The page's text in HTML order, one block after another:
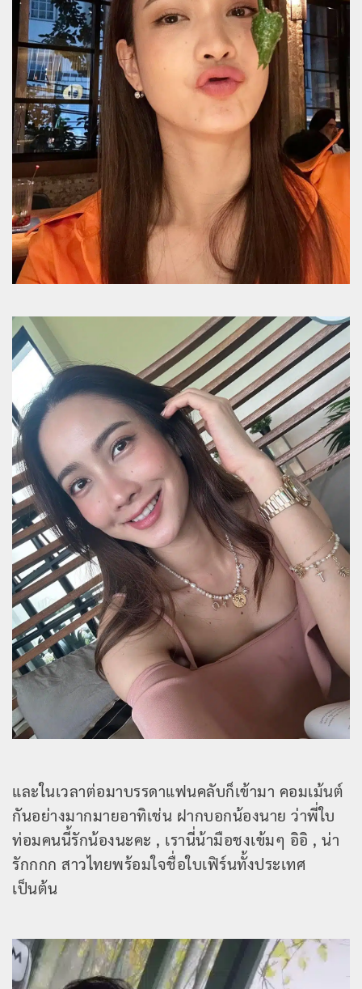
และในเวลาต่อมาบรรดาแฟนคลับก็เข้ามา คอมเม้นต์
กันอย่างมากมายอาทิเช่น ฝากบอกน้องนาย ว่าพี่ใบ
ท่อมคนนี้รักน้องนะคะ , เรานี่น้ามือชงเข้มๆ อิอิ , น่า
รักกกก สาวไทยพร้อมใจชื่อใบเฟิร์นทั้งประเทศ
เป็นต้น